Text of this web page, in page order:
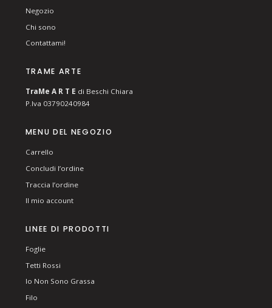
Negozio
Chi sono
Contattami!
TRAME ARTE
TraMe A R T E di Beschi Chiara
P.Iva 03790240984
MENU DEL NEGOZIO
Carrello
Concludi l’ordine
Traccia l’ordine
Il mio account
LINEE DI PRODOTTI
Foglie
Tetti Rossi
Io Non Sono Grassa
Filo